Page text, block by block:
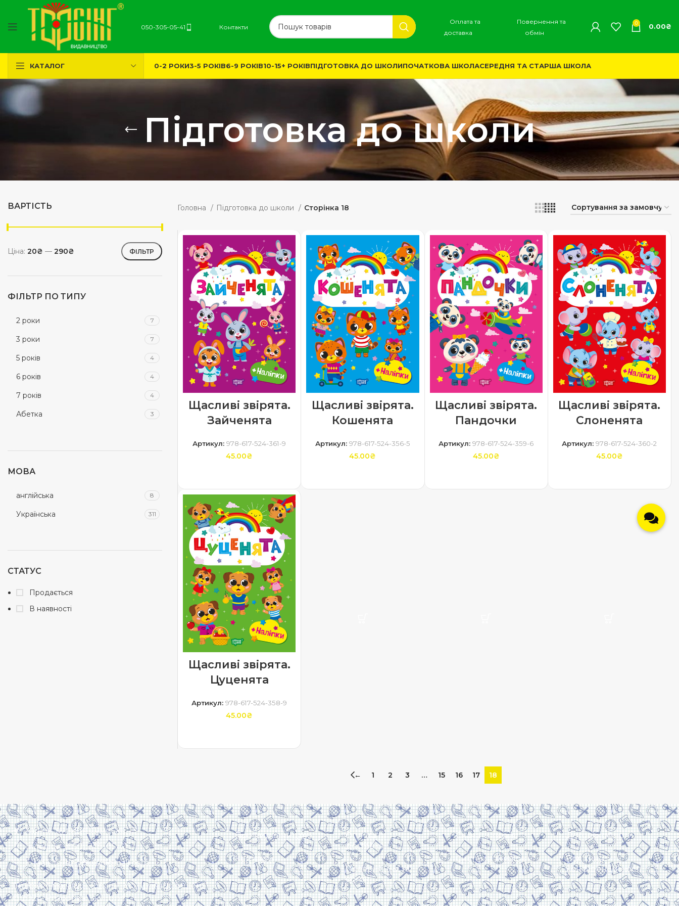
050-305-05-41 Контакти
Оплата та
доставка
Повернення та
обмін
0 0.00₴
КАТАЛОГ 0-2 РОКИ3-5 РОКІВ6-9 РОКІВ10-15+ РОКІВПІДГОТОВКА ДО ШКОЛИПОЧАТКОВА ШКОЛАСЕРЕДНЯ ТА СТАРША ШКОЛА
Підготовка до школи
ВАРТІСТЬ
ФІЛЬТР
Ціна: 20₴ — 290₴
ФІЛЬТР ПО ТИПУ
2 роки 7
3 роки 7
5 років 4
6 років 4
7 років 4
Абетка 3
Зимові книги 14
Іноземні мови
11
3
МОВА
англійська 8
Українська 311
СТАТУС
Продається
В наявності
Головна Підготовка до школи Сторінка 18
Щасливі звірята.
Зайченята
Артикул:978-617-524-361-9
45.00₴
Щасливі звірята.
Кошенята
Артикул: 978-617-524-356-5
45.00₴
Щасливі звірята.
Пандочки
Артикул:978-617-524-359-6
45.00₴
Щасливі звірята.
Слоненята
Артикул:978-617-524-360-2
45.00₴
Щасливі звірята.
Цуценята
Артикул:978-617-524-358-9
45.00₴
← 1 2 3 … 15 16 17 18
Харків, вулиця Сумська, 13
Телефон: (050) 305-05-41
E-Mail: torsingplus@gmail.com
Інтернет-магазин Торсінг. Усі права захищені
© 2024. Розробка:Skill Unit
Про видавництво
Контакти
Оплата та
доставка
Повернення та
обмін
Скачати прайс
Система знижок
Договір оферти
Політика
конфіденційності